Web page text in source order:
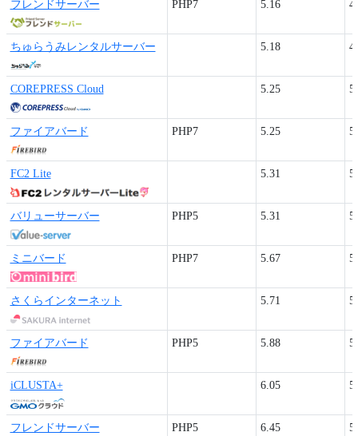
フレンドサーバー PHP7 5.16
ちゅらうみレンタルサーバー 5.18
COREPRESS Cloud 5.25
ファイアバード PHP7 5.25
FC2 Lite 5.31
バリューサーバー PHP5 5.31
ミニバード PHP7 5.67
さくらインターネット 5.71
ファイアバード PHP5 5.88
iCLUSTA+ 6.05
フレンドサーバー PHP5 6.45